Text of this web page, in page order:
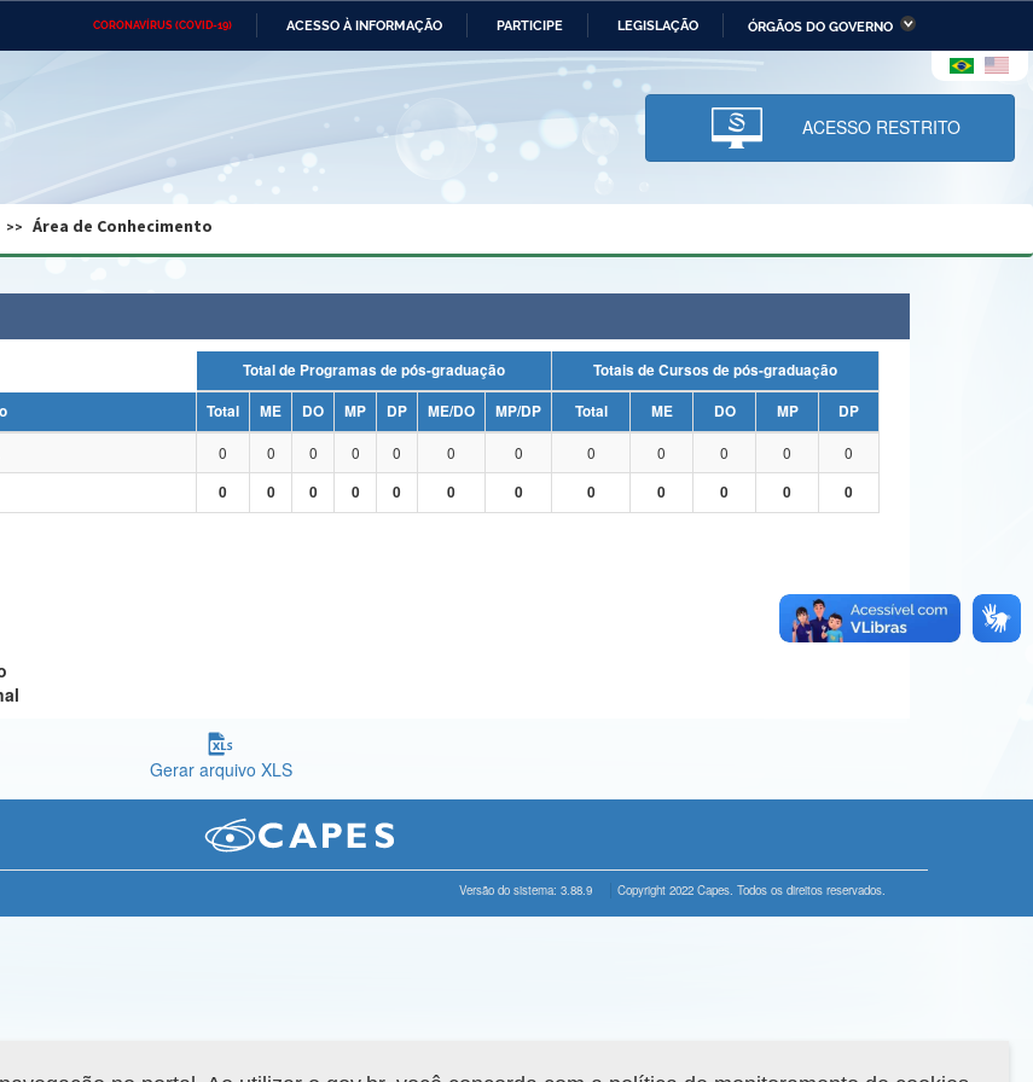
CORONAVÍRUS (COVID-19) ACESSO À INFORMAÇÃO PARTICIPE LEGISLAÇÃO ÓRGÃOS DO GOVERNO
Ministério das Relações Ministério da Economia Ministério da Infraestrutura
Ministério da Ciência,
Tecnologia, Inovações e
Comunicações
Ministério do Desenvolvimento
e dos Direitos Humanos
Geral da União Banco Central do Brasil Planalto
ACESSO RESTRITO
Área de Conhecimento
Total de Programas de pós-graduação
Totais de Cursos de pós-graduação
Total ME DO MP DP ME/DO MP/DP Total ME DO MP
DP
0 0 0 0 0 0 0 0 0 0 0
0
0 0 0 0 0 0 0 0 0 0 0 0
Gerar arquivo XLS
Versão do sistema: 3.88.9 Copyright 2022 Capes. Todos os direitos reservados.